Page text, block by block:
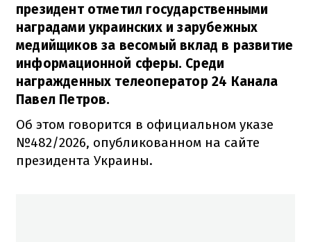
президент отметил государственными
наградами украинских и зарубежных
медийщиков за весомый вклад в развитие
информационной сферы. Среди
награжденных телеоператор 24 Канала
Павел Петров.
Об этом говорится в официальном указе
№482/2026, опубликованном на сайте
президента Украины.